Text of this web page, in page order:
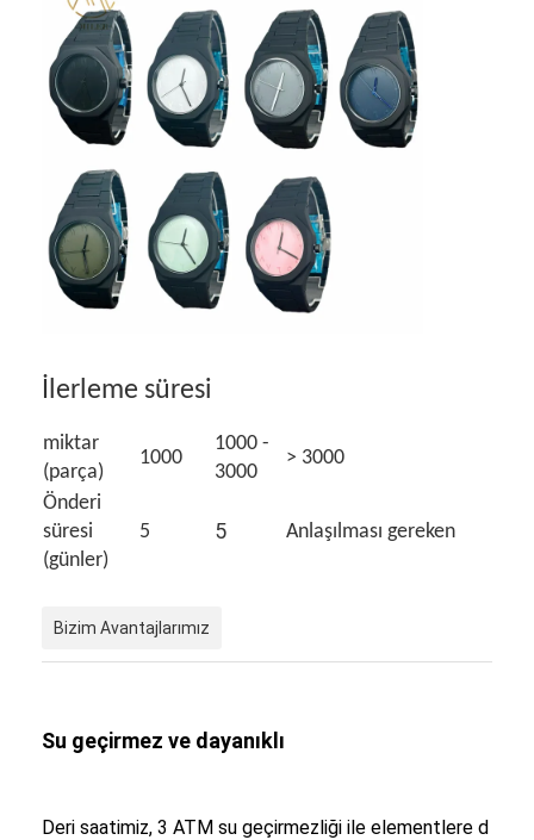
İlerleme süresi
miktar
(parça)
1000
1000 -
3000
> 3000
Önderi
süresi
(günler)
5 5 Anlaşılması gereken
Bizim Avantajlarımız
Su geçirmez ve dayanıklı
Deri saatimiz, 3 ATM su geçirmezliği ile elementlere d